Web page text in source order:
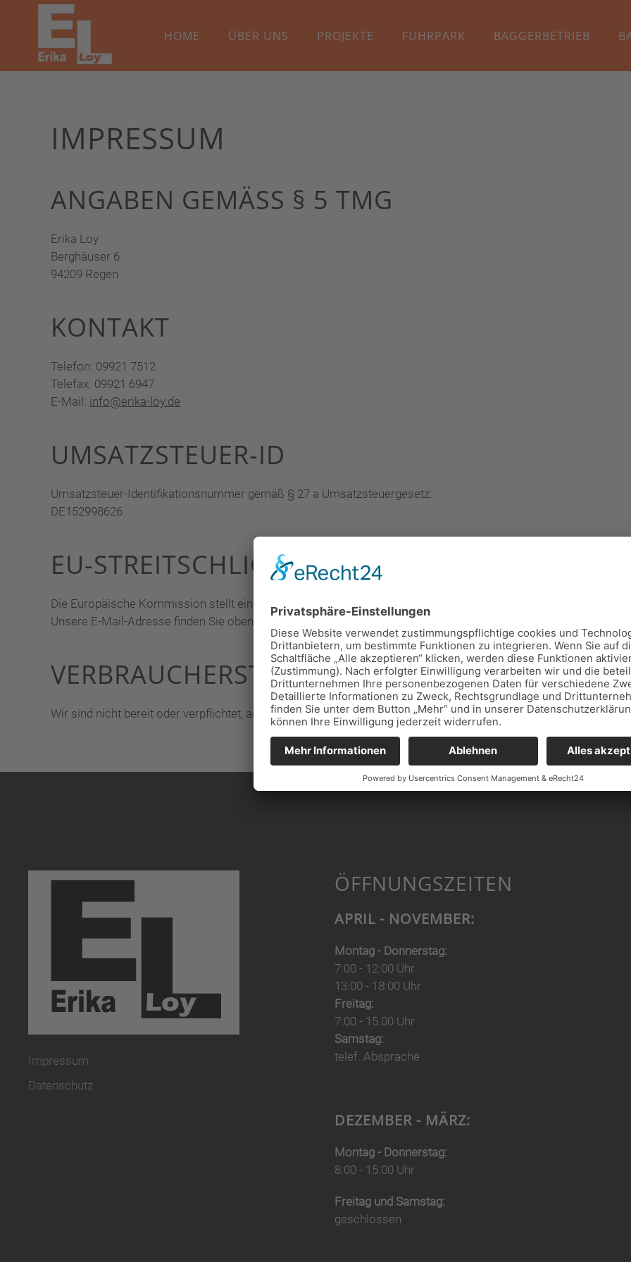
Skip to main content HOME ÜBER UNS PROJEKTE FUHRPARK BAGGERBETRIEB
IMPRESSUM
ANGABEN GEMÄSS § 5 TMG
Erika Loy
Berghäuser 6
94209 Regen
KONTAKT
Telefon: 09921 7512
Telefax: 09921 6947
E-Mail: info@erika-loy.de
UMSATZSTEUER-ID
Umsatzsteuer-Identifikationsnummer gemäß § 27 a Umsatzsteuergesetz:
DE152998626
EU-STREITSCHLICHTUNG
Die Europäische Kommission stellt eine Plattform zur Online-Streitbeilegung (OS) bereit: https://ec.europa.eu/
Unsere E-Mail-Adresse finden Sie oben im Impressum.
VERBRAUCHER­STREIT­BEILEGUNG/
Wir sind nicht bereit oder verpflichtet, an Streitbeilegungsverfahren vor einer Verbraucherschlichtungsstelle
Impressum
Datenschutz
ÖFFNUNGSZEITEN
APRIL - NOVEMBER:
Montag - Donnerstag:
7:00 - 12:00 Uhr
13:00 - 18:00 Uhr
Freitag:
7:00 - 15.00 Uhr
Samstag:
telef. Absprache
DEZEMBER - MÄRZ:
Montag - Donnerstag:
8:00 - 15:00 Uhr
Freitag und Samstag:
geschlossen